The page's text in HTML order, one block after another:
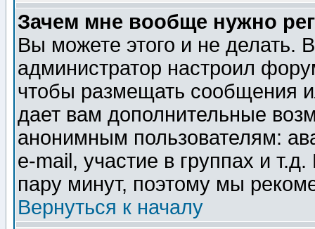
Зачем мне вообще нужно
Вы можете этого и не делать.
администратор настроил
чтобы размещать сообщения
дает вам дополнительные
анонимным пользователям:
e-mail, участие в группах и
пару минут, поэтому мы
Вернуться к началу